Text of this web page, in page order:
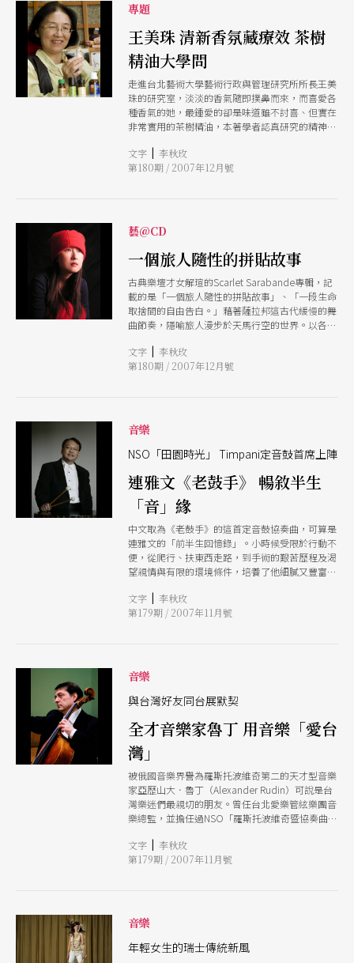
專題
王美珠 清新香氛藏療效 茶樹
精油大學問
走進台北藝術大學藝術行政與管理研究所所長王美
珠的研究室，淡淡的香氣隨即撲鼻而來，而喜愛各
種香氣的她，最鍾愛的卻是味道雖不討喜、但實在
非常實用的茶樹精油，本著學者認真研究的精神，
物的深奧無邊，讓她甚至想為它寫一本書！
文字 | 李秋玫
第180期 / 2007年12月號
藝@CD
一個旅人隨性的拼貼故事
古典樂壇才女解瑄的Scarlet Sarabande專輯，記
載的是「一個旅人隨性的拼貼故事」、「一段生命
取捨間的自由告白。」藉著薩拉邦這古代緩慢的舞
曲節奏，隱喻旅人漫步於天馬行空的世界。以各類
文字 | 李秋玫
第180期 / 2007年12月號
音樂
NSO「田園時光」 Timpani定音鼓首席上陣
連雅文《老鼓手》 暢敘半生
「音」緣
中文取為《老鼓手》的這首定音鼓協奏曲，可算是
連雅文的「前半生回憶錄」。小時候受限於行動不
便，從爬行、扶東西走路，到手術的艱苦歷程及渴
望親情與有限的環境條件，培養了他細膩又豐富的
故事的機會，連雅文以熱愛的音樂，記述他對生命
的體驗。
文字 | 李秋玫
第179期 / 2007年11月號
音樂
與台灣好友同台展默契
全才音樂家魯丁 用音樂「愛台
灣」
被俄國音樂界譽為羅斯托波維奇第二的天才型音樂
家亞歷山大．魯丁（Alexander Rudin）可說是台
灣樂迷們最親切的朋友。曾任台北愛樂管絃樂團音
樂總監，並擔任過NSO「羅斯托波維奇暨協奏曲之
新生代音樂家，都對台灣樂壇貢獻深厚。魯丁沉穩
細膩、內斂踏實的特質，可謂當今樂壇炫技風潮中
提琴、擔任國際大賽裁判、教學等，由於涉獵廣
泛，使得他也幾乎成為一位音樂全才。 對台灣獨
特的情感，魯丁也與台灣音樂家建立了深厚的友
文字 | 李秋玫
第179期 / 2007年11月號
音樂
年輕女生的瑞士傳統新風